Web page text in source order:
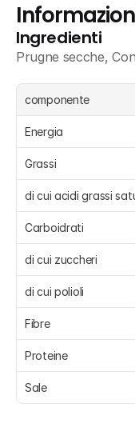
Ingredienti
Prugne secche,
componente
Energia
Grassi
di cui acidi grassi
Carboidrati
di cui zuccheri
di cui polioli
Fibre
Proteine
Sale